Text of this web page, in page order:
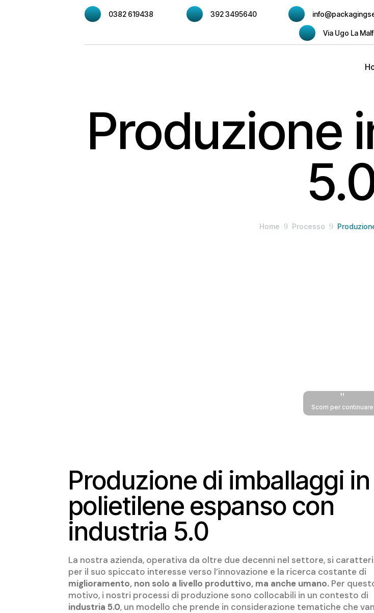
0382 619438 392 3495640
Via Ugo La
Produzione
Home 9 Processo 9
"
Scorri per continuare
Produzione di imballaggi in
polietilene espanso con
industria 5.0
La nostra azienda, operativa da oltre due decenni nel settore, si
per il suo spiccato interesse verso l’innovazione e la ricerca costante di
miglioramento, non solo a livello produttivo, ma anche umano. Per
motivo, i nostri processi di produzione sono collocabili in un contesto di
industria 5.0, un modello che prende in considerazione tematiche che